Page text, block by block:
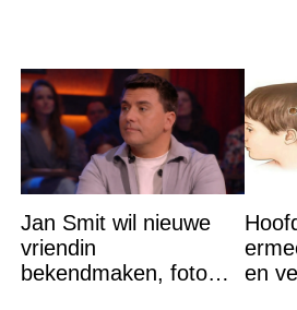
Jan Smit wil nieuwe
vriendin
bekendmaken, foto
en